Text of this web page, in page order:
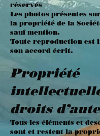
réservés
Les photos présentes
la propriété de la
sauf mention.
Toute reproduction est
son accord écrit.
Propriété
droits
Tous les éléments et
sont et restent la